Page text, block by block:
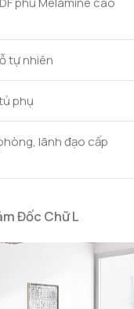
tự nhiên
phụ
lãnh đạo cấp
Đốc Chữ L